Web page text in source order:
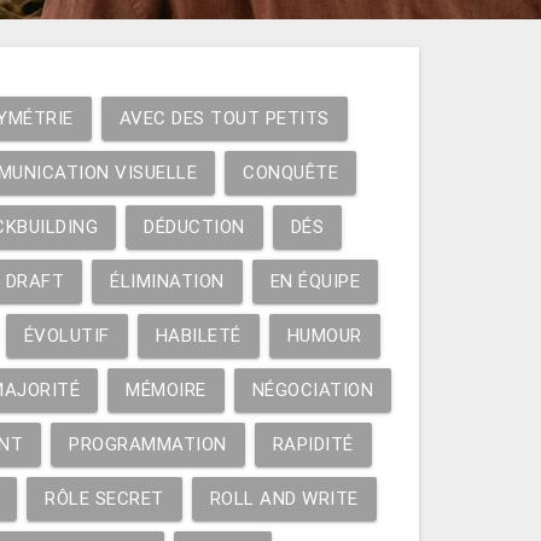
AVEC DES TOUT PETITS
VISUELLE CONQUÊTE
DÉDUCTION DÉS
DRAFT ÉLIMINATION EN ÉQUIPE
ÉVOLUTIF HABILETÉ HUMOUR
MÉMOIRE NÉGOCIATION
PROGRAMMATION RAPIDITÉ
RÔLE SECRET ROLL AND WRITE